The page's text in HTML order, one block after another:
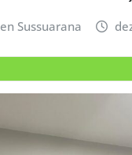
Sussuarana